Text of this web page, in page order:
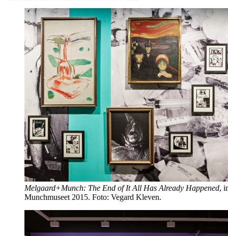
Melgaard+Munch: The End of It All Has Already Happened,
Munchmuseet 2015. Foto: Vegard Kleven.